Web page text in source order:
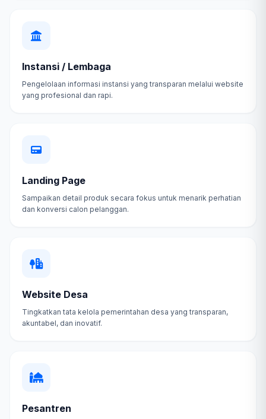
Instansi / Lembaga
Pengelolaan informasi instansi yang transparan melalui website
yang profesional dan rapi.
Landing Page
Sampaikan detail produk secara fokus untuk menarik perhatian
dan konversi calon pelanggan.
Website Desa
Tingkatkan tata kelola pemerintahan desa yang transparan,
akuntabel, dan inovatif.
Pesantren